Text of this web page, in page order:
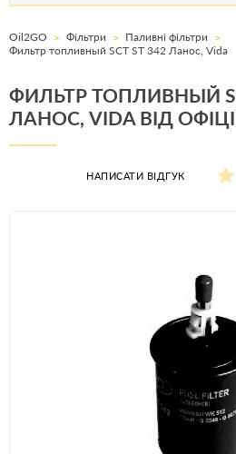
Oil2GO Фільтри
Паливні фільтри
Фильтр топливный SCT ST 342 Ланос, Vida
ФИЛЬТР ТОПЛИВНЫЙ
ЛАНОС, VIDA ВІД
НАПИСАТИ ВІДГУК